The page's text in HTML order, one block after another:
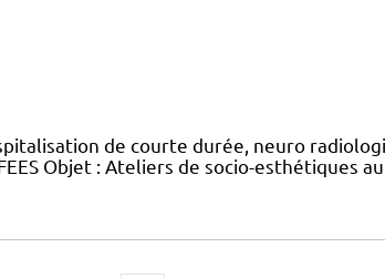
de courte durée, neuro
Objet : Ateliers de socio-esthétiques